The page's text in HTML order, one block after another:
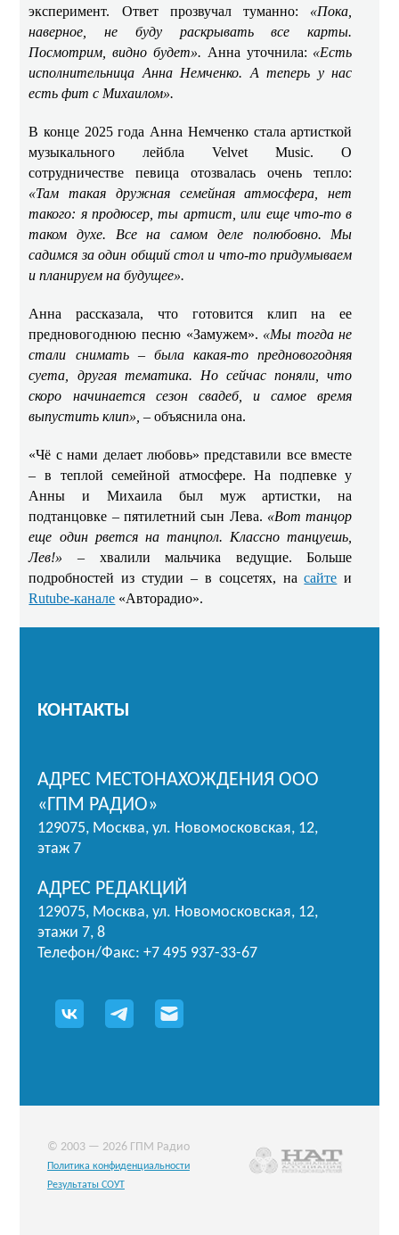
эксперимент. Ответ прозвучал туманно: «Пока,
наверное, не буду раскрывать все карты.
Посмотрим, видно будет». Анна уточнила: «Есть
исполнительница Анна Немченко. А теперь у нас
есть фит с Михаилом».
В конце 2025 года Анна Немченко стала артисткой
музыкального лейбла Velvet Music. О
сотрудничестве певица отозвалась очень тепло:
«Там такая дружная семейная атмосфера, нет
такого: я продюсер, ты артист, или еще что-то в
таком духе. Все на самом деле полюбовно. Мы
садимся за один общий стол и что-то придумываем
и планируем на будущее».
Анна рассказала, что готовится клип на ее
предновогоднюю песню «Замужем». «Мы тогда не
стали снимать – была какая-то предновогодняя
суета, другая тематика. Но сейчас поняли, что
скоро начинается сезон свадеб, и самое время
выпустить клип», –объяснила она.
«Чё с нами делает любовь» представили все вместе
– в теплой семейной атмосфере. На подпевке у
Анны и Михаила был муж артистки, на
подтанцовке – пятилетний сын Лева. «Вот танцор
еще один рвется на танцпол. Классно танцуешь,
Лев!» – хвалили мальчика ведущие. Больше
подробностей из студии – в соцсетях, насайте и
Rutube-канале «Авторадио».
КОНТАКТЫ
АДРЕС МЕСТОНАХОЖДЕНИЯ ООО
«ГПМ РАДИО»
129075, Москва, ул. Новомосковская, 12,
этаж 7
АДРЕС РЕДАКЦИЙ
129075, Москва, ул. Новомосковская, 12,
этажи 7, 8
Телефон/Факс: +7 495 937-33-67
© 2003 — 2026 ГПМ Радио
Политика конфиденциальности
Результаты СОУТ